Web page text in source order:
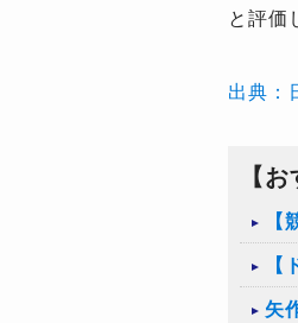
と評価
出典：
【
矢